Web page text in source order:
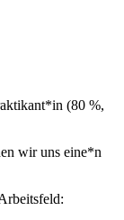
(80 %,
wir uns eine*n